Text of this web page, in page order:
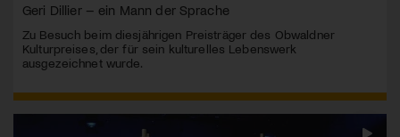
Geri Dillier – ein Mann der Sprache
Zu Besuch beim diesjährigen Preisträger des Obwaldner
Kulturpreises, der für sein kulturelles Lebenswerk
ausgezeichnet wurde.